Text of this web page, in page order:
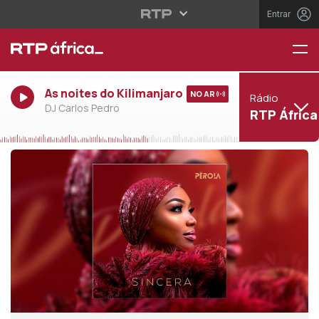
Entrar
As noites do Kilimanjaro
DJ Carlos Pedro
NO AR Rádio
RTP África